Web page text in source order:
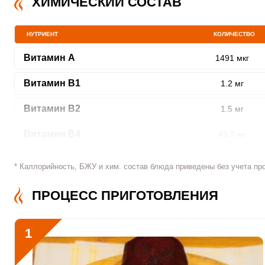
НУТРИЕНТ КОЛИЧЕСТВО
Витамин A 1491 мкг
Витамин В1 1.2 мг
Витамин В2 1.5 мг
Витамин В12 8.2 мкг
Витамин С 90.5 мкг
* Каллорийность, БЖУ и хим. состав блюда приведены без учета
ПРОЦЕСС ПРИГОТОВЛЕНИЯ
1
Сообщить об ошибке